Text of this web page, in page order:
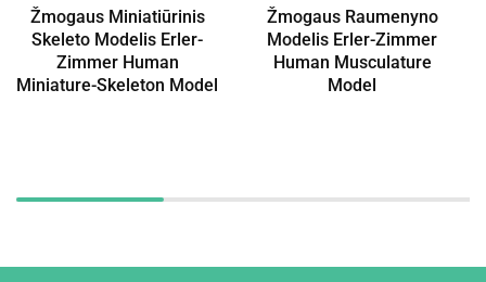
Žmogaus Miniatiūrinis
Skeleto Modelis Erler-
Zimmer Human
Miniature-Skeleton Model
Žmogaus Raumenyno
Modelis Erler-Zimmer
Human Musculature
Model